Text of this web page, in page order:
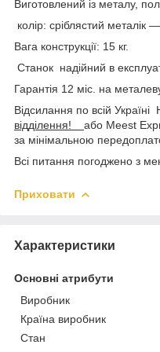
Виготовлений із металу,
колір: сріблястий металік
Вага конструкції: 15 кг.
Станок надійний в
Гарантія 12 міс. на
Відсилання по всій
відділення! або Meest
за мінімальною
Всі питання погоджено з
Приховати
Характеристики
Основні атрибути
Виробник
Країна виробник
Стан